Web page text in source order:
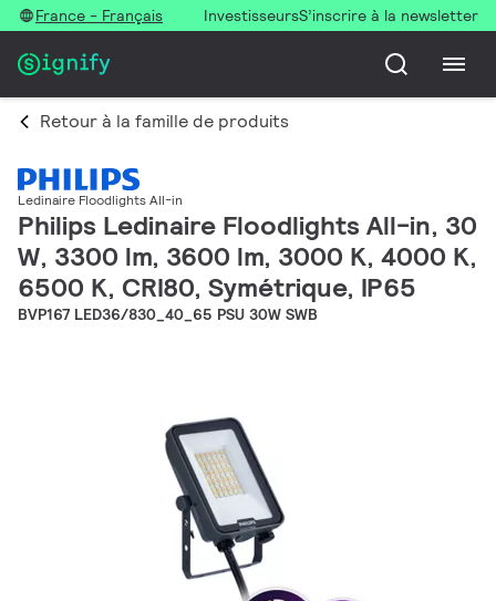
France - Français InvestisseursS’inscrire à la newsletter
Retour à la famille de produits
Ledinaire Floodlights All-in
Philips Ledinaire Floodlights All-in, 30
W, 3300 lm, 3600 lm, 3000 K, 4000 K,
6500 K, CRI80, Symétrique, IP65
BVP167 LED36/830_40_65 PSU 30W SWB